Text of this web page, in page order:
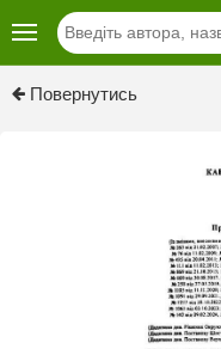
Повернутись